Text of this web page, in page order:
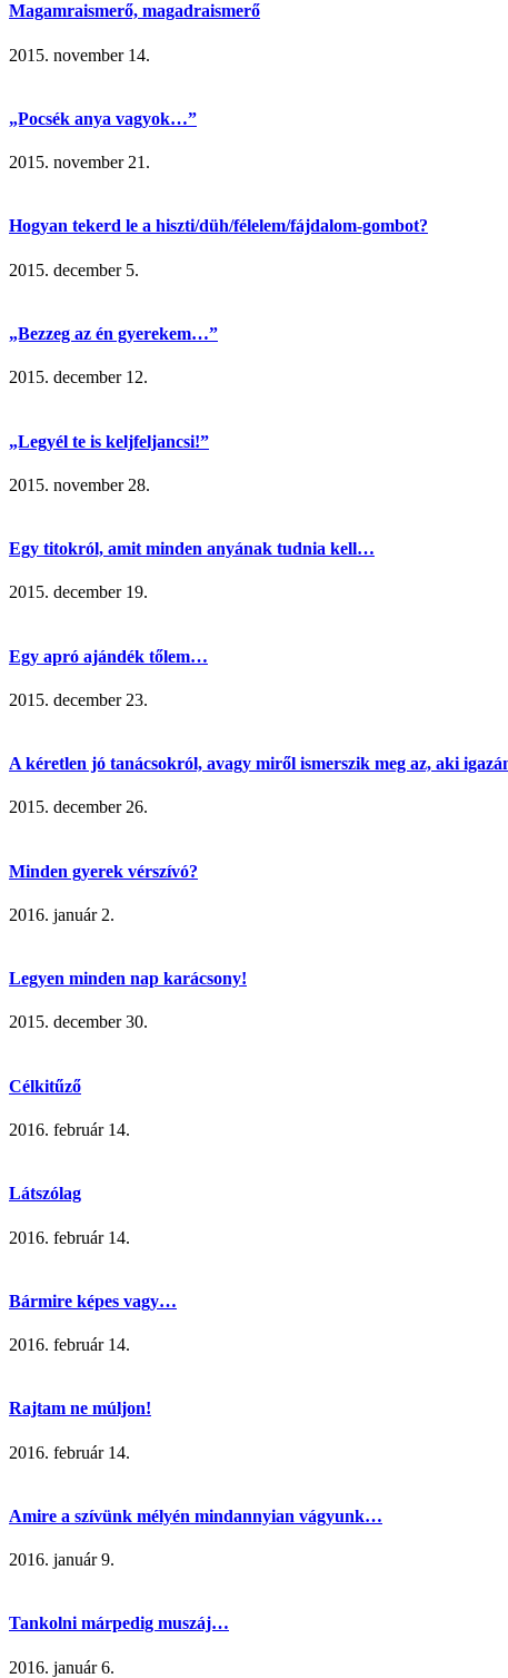
Magamraismerő, magadraismerő
2015. november 14.
„Pocsék anya vagyok…”
2015. november 21.
Hogyan tekerd le a hiszti/düh/félelem/fájdalom-gombot?
2015. december 5.
„Bezzeg az én gyerekem…”
2015. december 12.
„Legyél te is keljfeljancsi!”
2015. november 28.
Egy titokról, amit minden anyának tudnia kell…
2015. december 19.
Egy apró ajándék tőlem…
2015. december 23.
A kéretlen jó tanácsokról, avagy miről ismerszik meg az, aki
2015. december 26.
Minden gyerek vérszívó?
2016. január 2.
Legyen minden nap karácsony!
2015. december 30.
Célkitűző
2016. február 14.
Látszólag
2016. február 14.
Bármire képes vagy…
2016. február 14.
Rajtam ne múljon!
2016. február 14.
Amire a szívünk mélyén mindannyian vágyunk…
2016. január 9.
Tankolni márpedig muszáj…
2016. január 6.